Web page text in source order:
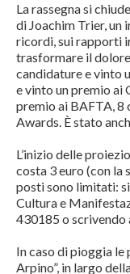
La rassegna si
di Joachim Trier, un
ricordi, sui rapporti
trasformare il
candidature e vinto
e vinto un premio ai
premio ai BAFTA, 8
Awards. È stato
L’inizio delle
costa 3 euro (con la
posti sono limitati:
Cultura e
430185 o scrivendo
In caso di pioggia le
Arpino”, in largo